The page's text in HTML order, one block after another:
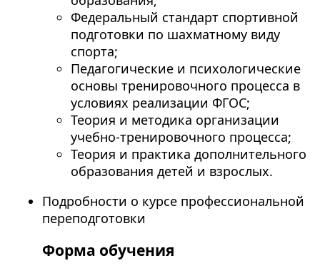
Федеральный стандарт спортивной
подготовки по шахматному виду
спорта;
Педагогические и психологические
основы тренировочного процесса в
условиях реализации ФГОС;
Теория и методика организации
учебно-тренировочного процесса;
Теория и практика дополнительного
образования детей и взрослых.
Подробности о курсе профессиональной
переподготовки
Форма обучения